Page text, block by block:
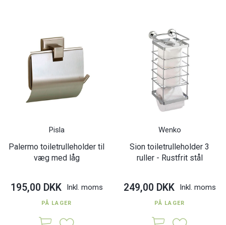
Pisla
Palermo toiletrulleholder til
væg med låg
195,00 DKK Inkl. moms
PÅ LAGER
Wenko
Sion toiletrulleholder 3
ruller - Rustfrit stål
249,00 DKK Inkl. moms
PÅ LAGER